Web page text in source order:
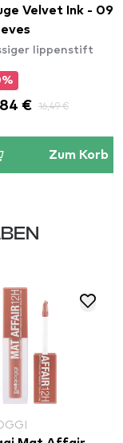
Velvet Ink - 09
lippenstift
€ 16,49 €
Zum Korb